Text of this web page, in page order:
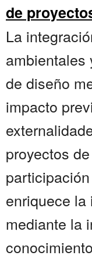
de
La
ambientales
de diseño
impacto
proyectos
enriquece
mediante la